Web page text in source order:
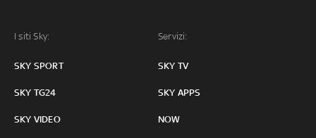
I siti Sky:
SKY SPORT
SKY TG24
SKY VIDEO
Servizi:
SKY TV
SKY APPS
NOW